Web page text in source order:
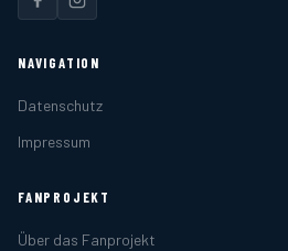
NAVIGATION
Datenschutz
Impressum
FANPROJEKT
Über das Fanprojekt